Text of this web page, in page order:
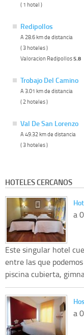
( 1 hotel )
Redipollos
A 28.6 km de distancia
( 3 hoteles )
Valoracion Redipollos5.8
Trobajo Del Camino
A 3.01 km de distancia
( 2 hoteles )
Val De San Lorenzo
A 49.32 km de distancia
( 3 hoteles )
HOTELES CERCANOS
a
Este singular hotel
entre las que
piscina cubierta,
a